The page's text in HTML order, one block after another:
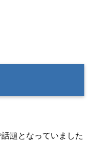
題となっていました